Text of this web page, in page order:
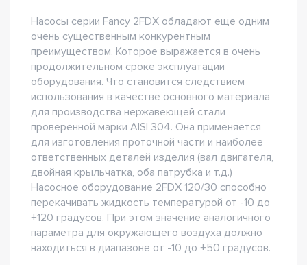
Насосы серии Fancy 2FDX обладают еще одним
очень существенным конкурентным
преимуществом. Которое выражается в очень
продолжительном сроке эксплуатации
оборудования. Что становится следствием
использования в качестве основного материала
для производства нержавеющей стали
проверенной марки AISI 304. Она применяется
для изготовления проточной части и наиболее
ответственных деталей изделия (вал двигателя,
двойная крыльчатка, оба патрубка и т.д.)
Насосное оборудование 2FDX 120/30 способно
перекачивать жидкость температурой от -10 до
+120 градусов. При этом значение аналогичного
параметра для окружающего воздуха должно
находиться в диапазоне от -10 до +50 градусов.